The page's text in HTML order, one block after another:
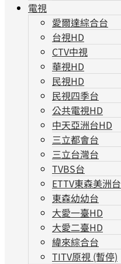
電視
愛爾達綜合台
台視HD
CTV中視
華視HD
民視HD
民視四季台
公共電視HD
中天亞洲台HD
三立都會台
三立台灣台
TVBS台
ETTV東森美洲台
東森幼幼台
大愛一臺HD
大愛二臺HD
緯來綜合台
TITV原視 (暫停)